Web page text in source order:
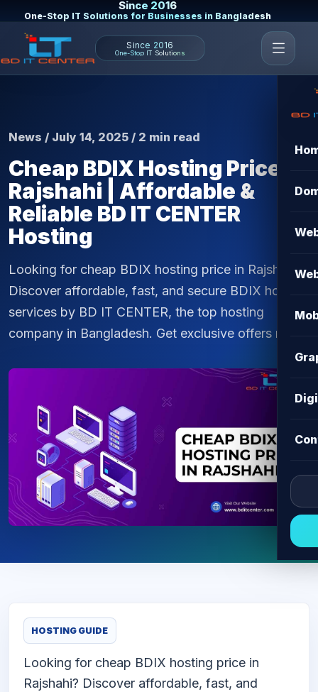
Since 2016
One-Stop IT Solutions for Businesses in Bangladesh
Since 2016
One-Stop IT Solutions
News / July 14, 2025 / 2 min read
Cheap BDIX Hosting Price in
Rajshahi | Affordable &
Reliable BD IT CENTER
Hosting
Looking for cheap BDIX hosting price in Rajshahi?
Discover affordable, fast, and secure BDIX hosting
services by BD IT CENTER, the top hosting
company in Bangladesh. Get exclusive offers now
HOSTING GUIDE
Looking for cheap BDIX hosting price in
Rajshahi? Discover affordable, fast, and